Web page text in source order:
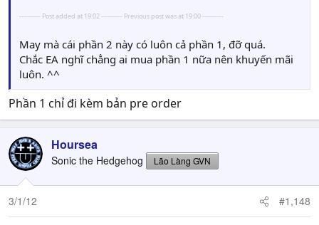
---------- Post added at 19:02 ---------- Previous post was at 19:00 ----------
May mà cái phần 2 này có luôn cả phần 1, đỡ quá.
Chắc EA nghĩ chẳng ai mua phần 1 nữa nên khuyến mãi
luôn. ^^
Phần 1 chỉ đi kèm bản pre order
Hoursea
Sonic the Hedgehog Lão Làng GVN
3/1/12 #1,148